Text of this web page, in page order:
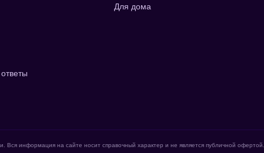
Для дома
Вся информация на сайте носит справочный характер и не является публичной офертой.